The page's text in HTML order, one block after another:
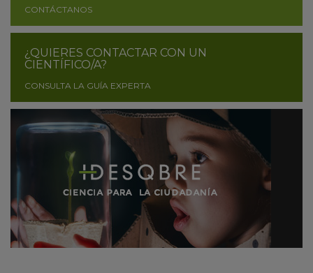
CONTÁCTANOS
¿QUIERES CONTACTAR CON UN
CIENTÍFICO/A?
CONSULTA LA GUÍA EXPERTA